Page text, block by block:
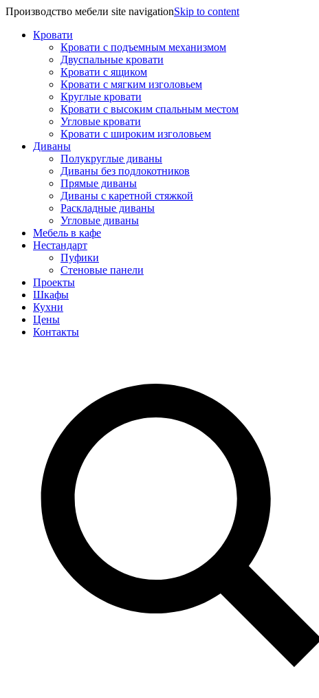
Производство мебели site navigationSkip to content
Кровати
Кровати с подъемным механизмом
Двуспальные кровати
Кровати с ящиком
Кровати с мягким изголовьем
Круглые кровати
Кровати с высоким спальным местом
Угловые кровати
Кровати с широким изголовьем
Диваны
Полукруглые диваны
Диваны без подлокотников
Прямые диваны
Диваны с каретной стяжкой
Раскладные диваны
Угловые диваны
Мебель в кафе
Нестандарт
Пуфики
Стеновые панели
Проекты
Шкафы
Кухни
Цены
Контакты